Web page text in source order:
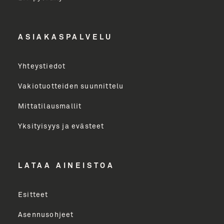
Yritys
LÄHETÄ
ASIAKASPALVELU
Yhteystiedot
Vakiotuotteiden suunnittelu
Mittatilausmallit
Yksityisyys ja evästeet
LATAA AINEISTOA
Esitteet
Asennusohjeet